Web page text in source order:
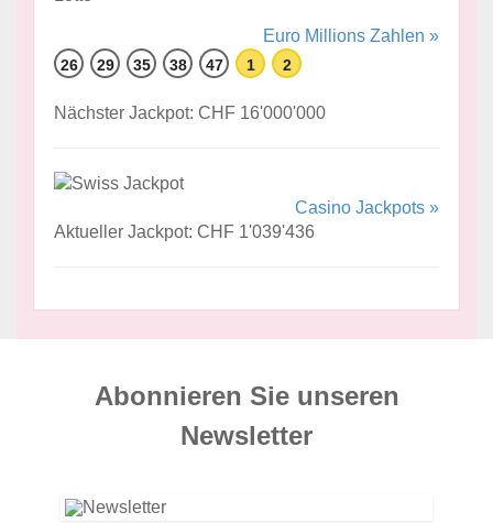
Euro Millions Zahlen »
26 29 35 38 47 1 2
Nächster Jackpot: CHF 16'000'000
Casino Jackpots »
Aktueller Jackpot: CHF 1'039'436
Abonnieren Sie unseren
News­letter